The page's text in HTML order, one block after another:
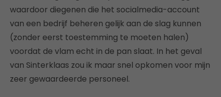
waardoor diegenen die het socialmedia-account
van een bedrijf beheren gelijk aan de slag kunnen
(zonder eerst toestemming te moeten halen)
voordat de vlam echt in de pan slaat. In het geval
van Sinterklaas zou ik maar snel opkomen voor mijn
zeer gewaardeerde personeel.